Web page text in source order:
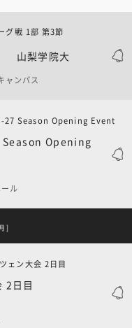
山梨学院大
戦 1部 第3節
ャンパス
Season Opening
27 Season Opening Event
ル
]
2日目
ン大会 2日目